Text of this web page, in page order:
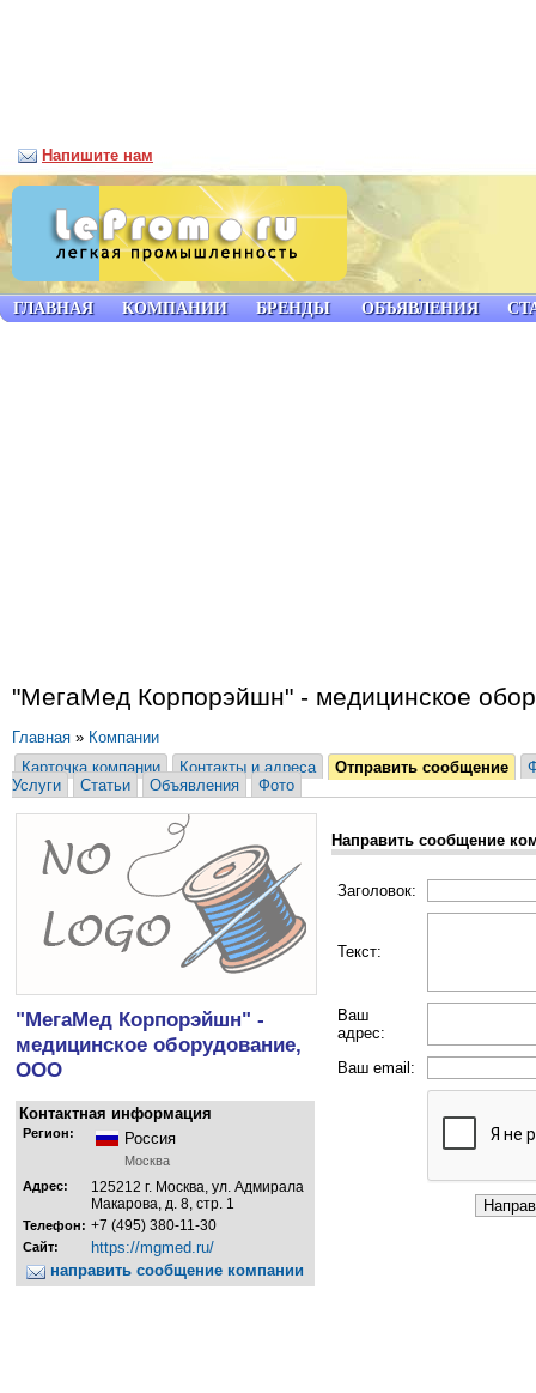
"МегаМед Корпорэйшн" - медицинское
Главная » Компании
Карточка компании
Контакты и адреса Отправить сообщение
Услуги
Статьи Объявления Фото
"МегаМед Корпорэйшн" -
медицинское оборудование,
ООО
Контактная информация
Регион: Россия
Москва
Адрес:
125212 г. Москва, ул. Адмирала
Макарова, д. 8, стр. 1
Телефон: +7 (495) 380-11-30
Сайт:
https://mgmed.ru/
направить сообщение компании
Направить сообщение
Заголовок:
Текст:
Ваш
адрес:
Ваш email:
ГЛАВНАЯ КОМПАНИИ БРЕНДЫ ОБЪЯВЛЕНИЯ
Напишите нам